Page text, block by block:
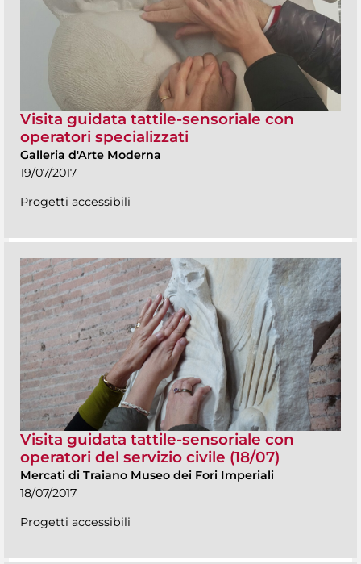
Visita guidata tattile-sensoriale con
operatori specializzati
Galleria d'Arte Moderna
19/07/2017
Progetti accessibili
Visita guidata tattile-sensoriale con
operatori del servizio civile (18/07)
Mercati di Traiano Museo dei Fori Imperiali
18/07/2017
Progetti accessibili